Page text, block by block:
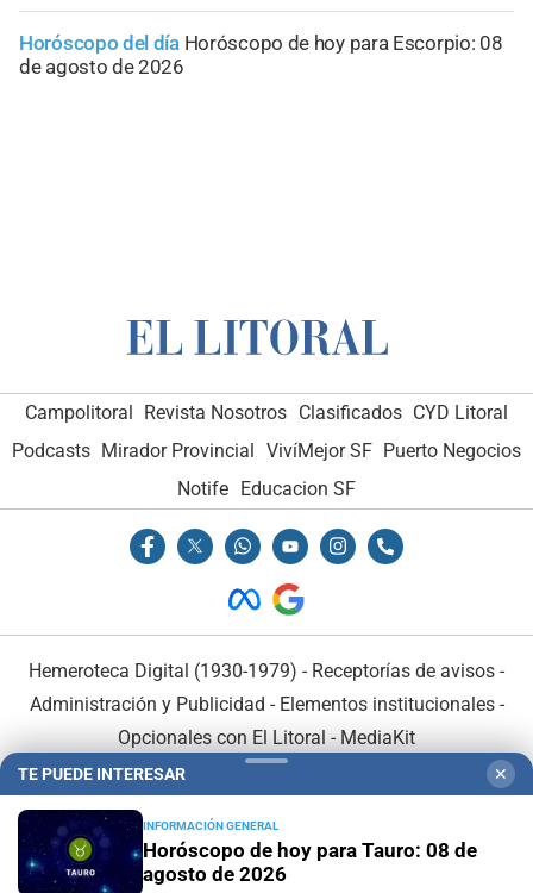
Horóscopo del día Horóscopo de hoy para Escorpio: 08
de agosto de 2026
Campolitoral Revista Nosotros Clasificados CYD Litoral
Podcasts Mirador Provincial VivíMejor SF Puerto Negocios
Notife Educacion SF
Hemeroteca Digital (1930-1979) - Receptorías de avisos -
Administración y Publicidad - Elementos institucionales-
Opcionales con El Litoral - MediaKit
TE PUEDE INTERESAR ✕
INFORMACIÓN GENERAL
Horóscopo de hoy para Tauro: 08 de
agosto de 2026